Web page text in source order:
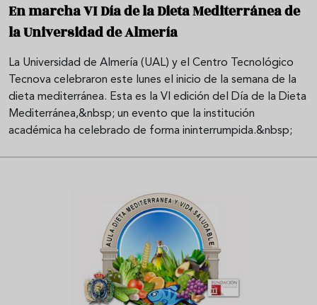
En marcha VI Día de la Dieta Mediterránea de
la Universidad de Almería
La Universidad de Almería (UAL) y el Centro Tecnológico
Tecnova celebraron este lunes el inicio de la semana de la
dieta mediterránea. Esta es la VI edición del Día de la Dieta
Mediterránea,&nbsp; un evento que la institución
académica ha celebrado de forma ininterrumpida.&nbsp;